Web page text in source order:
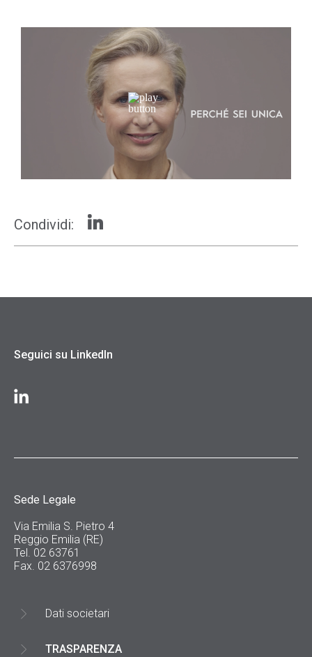
Condividi:
Seguici su LinkedIn
Sede Legale
Via Emilia S. Pietro 4
Reggio Emilia (RE)
Tel. 02 63761
Fax. 02 6376998
Dati societari
TRASPARENZA